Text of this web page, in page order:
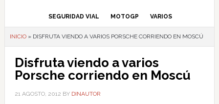
SEGURIDAD VIAL MOTOGP VARIOS
INICIO» DISFRUTA VIENDO A VARIOS PORSCHE CORRIENDO EN MOSCÚ
Disfruta viendo a varios
Porsche corriendo en Moscú
21 AGOSTO, 2012 BY DINAUTOR